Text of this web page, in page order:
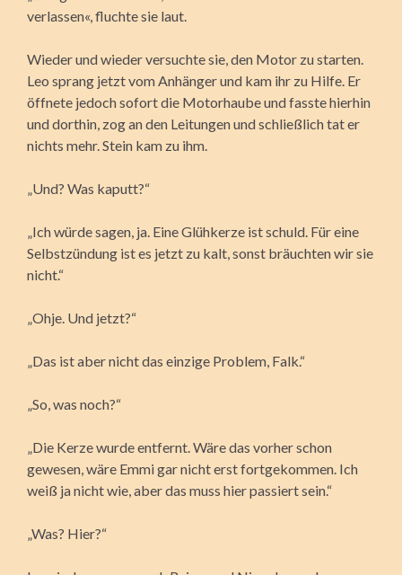
verlassen«, fluchte sie laut.
Wieder und wieder versuchte sie, den Motor zu starten.
Leo sprang jetzt vom Anhänger und kam ihr zu Hilfe. Er
öffnete jedoch sofort die Motorhaube und fasste hierhin
und dorthin, zog an den Leitungen und schließlich tat er
nichts mehr. Stein kam zu ihm.
„Und? Was kaputt?“
„Ich würde sagen, ja. Eine Glühkerze ist schuld. Für eine
Selbstzündung ist es jetzt zu kalt, sonst bräuchten wir sie
nicht.“
„Ohje. Und jetzt?“
„Das ist aber nicht das einzige Problem, Falk.“
„So, was noch?“
„Die Kerze wurde entfernt. Wäre das vorher schon
gewesen, wäre Emmi gar nicht erst fortgekommen. Ich
weiß ja nicht wie, aber das muss hier passiert sein.“
„Was? Hier?“